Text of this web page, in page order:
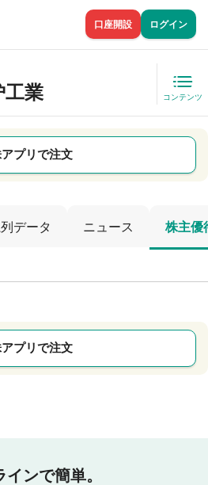
口座開設 ログイン
工業 コンテンツ
プリで注文
データ ニュース 株主優
プリで注文
インで簡単。